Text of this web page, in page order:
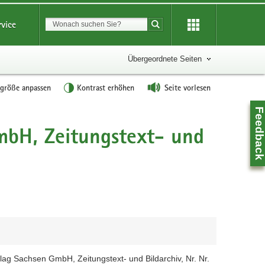
Suchbegriff
Suche starten
Übergeordnete Seiten
anpassen Kontrast erhöhen Seite vorlesen
Zeitungstext- und
Sachsen GmbH, Zeitungstext- und Bildarchiv, Nr. Nr.
Feedback